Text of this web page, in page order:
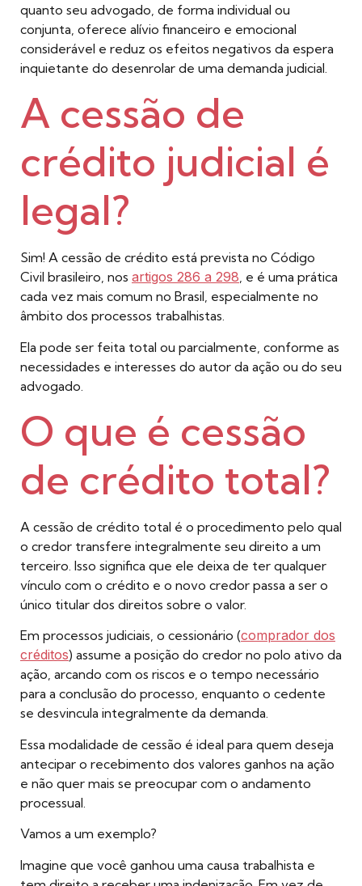
quanto seu advogado, de forma individual ou
conjunta, oferece alívio financeiro e emocional
considerável e reduz os efeitos negativos da espera
inquietante do desenrolar de uma demanda judicial.
A cessão de
crédito judicial é
legal?
Sim! A cessão de crédito está prevista no Código
Civil brasileiro, nos artigos 286 a 298, e é uma prática
cada vez mais comum no Brasil, especialmente no
âmbito dos processos trabalhistas.
Ela pode ser feita total ou parcialmente, conforme as
necessidades e interesses do autor da ação ou do seu
advogado.
O que é cessão
de crédito total?
A cessão de crédito total é o procedimento pelo qual
o credor transfere integralmente seu direito a um
terceiro. Isso significa que ele deixa de ter qualquer
vínculo com o crédito e o novo credor passa a ser o
único titular dos direitos sobre o valor.
Em processos judiciais, o cessionário (comprador dos
créditos) assume a posição do credor no polo ativo da
ação, arcando com os riscos e o tempo necessário
para a conclusão do processo, enquanto o cedente
se desvincula integralmente da demanda.
Essa modalidade de cessão é ideal para quem deseja
antecipar o recebimento dos valores ganhos na ação
e não quer mais se preocupar com o andamento
processual.
Vamos a um exemplo?
Imagine que você ganhou uma causa trabalhista e